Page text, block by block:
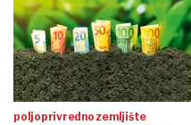
poljoprivredno zemljište